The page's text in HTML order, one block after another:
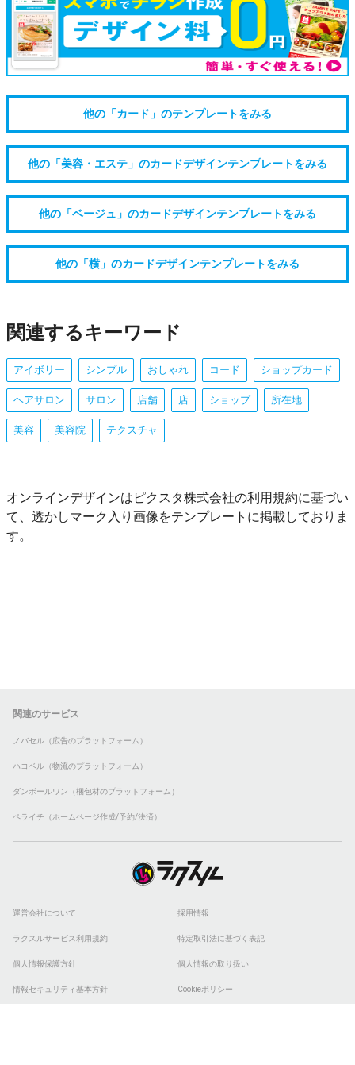
他の「カード」のテンプレートをみる
他の「美容・エステ」のカードデザインテンプレートをみる
他の「ベージュ」のカードデザインテンプレートをみる
他の「横」のカードデザインテンプレートをみる
関連するキーワード
アイボリー シンプル おしゃれ コード ショップカード
ヘアサロン サロン 店舗 店 ショップ 所在地
美容 美容院 テクスチャ
オンラインデザインはピクスタ株式会社の利用規約に基づい
て、透かしマーク入り画像をテンプレートに掲載しておりま
す。
関連のサービス
ノバセル（広告のプラットフォーム）
ハコベル（物流のプラットフォーム）
ダンボールワン（梱包材のプラットフォーム）
ペライチ（ホームページ作成/予約/決済）
運営会社について 採用情報
ラクスルサービス利用規約 特定取引法に基づく表記
個人情報保護方針 個人情報の取り扱い
情報セキュリティ基本方針 Cookieポリシー